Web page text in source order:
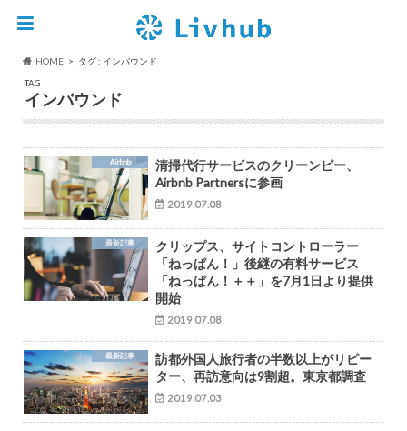
HOME
タグ : インバウンド
TAG
インバウンド
Airbnb
清掃代行サービスのクリーンビー、
Airbnb Partnersに参画
2019.07.08
最新記事
クリップス、サイトコントローラー
「ねっぱん！」後継の有料サービス
「ねっぱん！＋＋」を7月1日より提供
開始
2019.07.08
最新記事
訪都外国人旅行者の半数以上がリピー
ター、再訪意向は9割超。東京都調査
2019.07.03